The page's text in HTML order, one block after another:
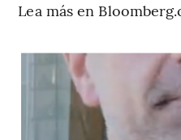
Lea más en